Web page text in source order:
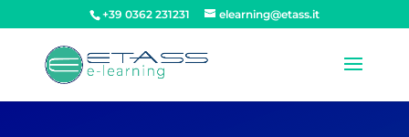
+39 0362 231231 elearning@etass.it